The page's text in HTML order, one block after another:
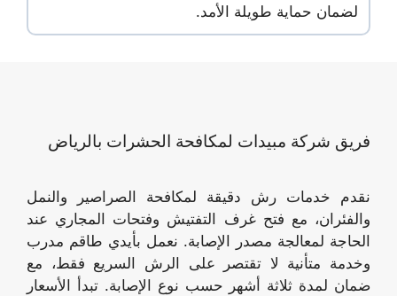
لضمان حماية طويلة الأمد.
فريق شركة مبيدات لمكافحة الحشرات بالرياض
نقدم خدمات رش دقيقة لمكافحة الصراصير والنمل
والفئران، مع فتح غرف التفتيش وفتحات المجاري عند
الحاجة لمعالجة مصدر الإصابة. نعمل بأيدي طاقم مدرب
وخدمة متأنية لا تقتصر على الرش السريع فقط، مع
ضمان لمدة ثلاثة أشهر حسب نوع الإصابة. تبدأ الأسعار